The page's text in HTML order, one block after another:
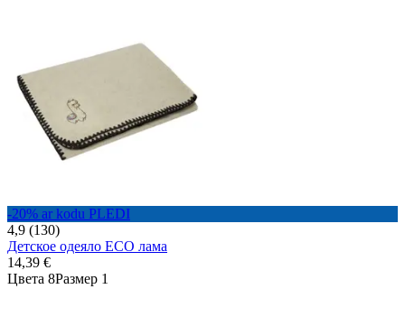
-20% ar kodu PLEDI
4,9 (130)
Детское одеяло ECO лама
14,39 €
Цвета 8Размер 1